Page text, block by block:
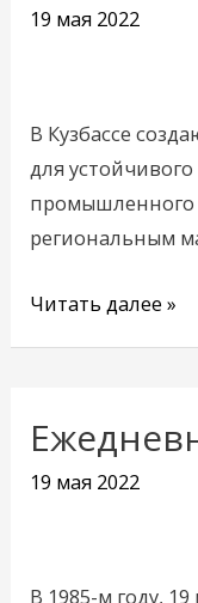
19 мая 2022
В Кузбассе
для
промышленного
региональным
Читать далее »
19 мая 2022
В 1985-м году,
Ежедневник